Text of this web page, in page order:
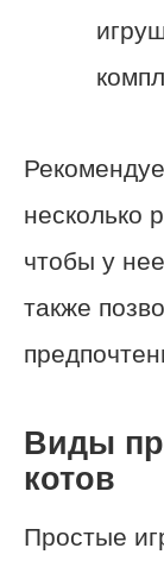
несколько
чтобы у
также
Виды
котов
Простые